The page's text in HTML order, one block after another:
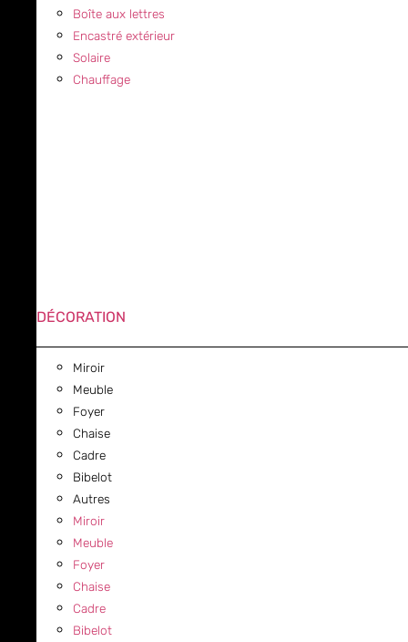
Boîte aux lettres
Encastré extérieur
Solaire
Chauffage
DÉCORATION
Miroir
Meuble
Foyer
Chaise
Cadre
Bibelot
Autres
Miroir
Meuble
Foyer
Chaise
Cadre
Bibelot